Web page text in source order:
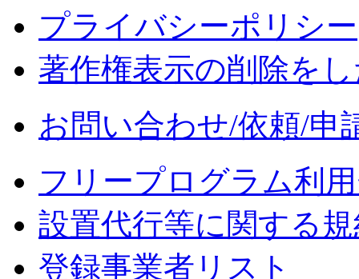
プライバシーポリシー
著作権表示の削除を
お問い合わせ/依頼/申
フリープログラム利
設置代行等に関する
登録事業者リスト